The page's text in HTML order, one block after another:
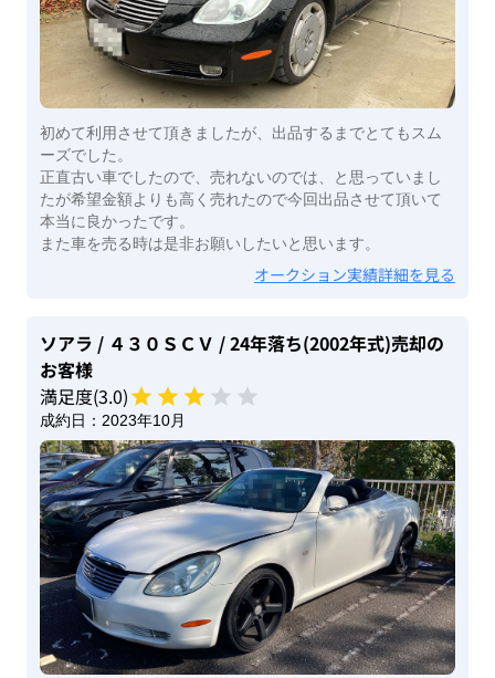
初めて利用させて頂きましたが、出品するまでとてもスム
ーズでした。
正直古い車でしたので、売れないのでは、と思っていまし
たが希望金額よりも高く売れたので今回出品させて頂いて
本当に良かったです。
また車を売る時は是非お願いしたいと思います。
オークション実績詳細を見る
ソアラ / ４３０ＳＣＶ / 24年落ち(2002年式)売却の
お客様
満足度(3.0)
成約日： 2023年10月